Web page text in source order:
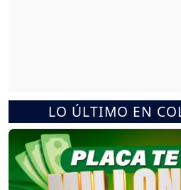
LO ÚLTIMO EN